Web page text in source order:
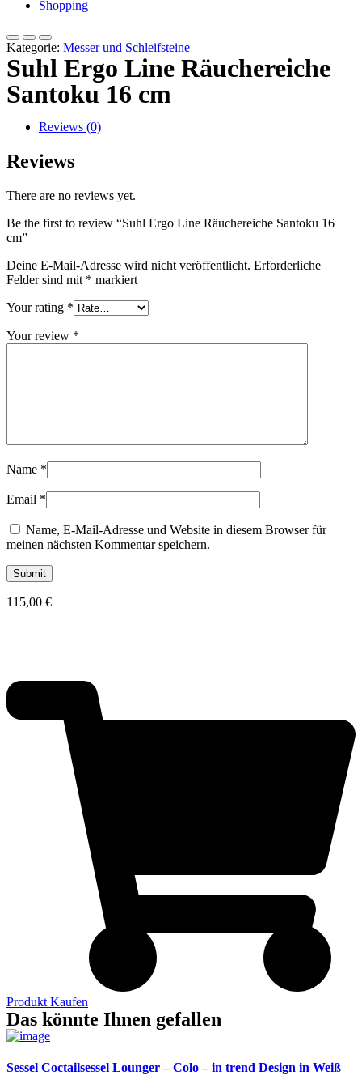
Shopping
Kategorie: Messer und Schleifsteine
Suhl Ergo Line Räuchereiche
Santoku 16 cm
Reviews (0)
Reviews
There are no reviews yet.
Be the first to review “Suhl Ergo Line Räuchereiche Santoku 16
cm”
Deine E-Mail-Adresse wird nicht veröffentlicht. Erforderliche
Felder sind mit * markiert
Your rating *
Your review *
Name *
Email *
Name, E-Mail-Adresse und Website in diesem Browser für
meinen nächsten Kommentar speichern.
115,00 €
Produkt Kaufen
Das könnte Ihnen gefallen
Sessel Coctailsessel Lounger – Colo – in trend Design in Weiß